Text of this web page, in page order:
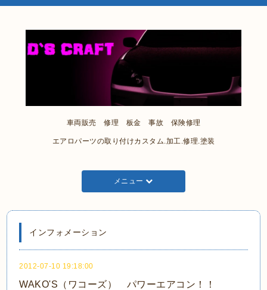
車両販売 修理 板金 事故 保険修理
エアロパーツの取り付けカスタム.加工.修理.塗装
メニュー
インフォメーション
2012-07-10 19:18:00
WAKO'S（ワコーズ） パワーエアコン！！